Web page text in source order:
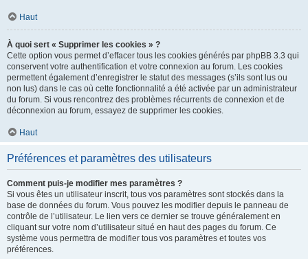
Haut
À quoi sert « Supprimer les cookies » ?
Cette option vous permet d’effacer tous les cookies générés par phpBB 3.3 qui
conservent votre authentification et votre connexion au forum. Les cookies
permettent également d’enregistrer le statut des messages (s’ils sont lus ou
non lus) dans le cas où cette fonctionnalité a été activée par un administrateur
du forum. Si vous rencontrez des problèmes récurrents de connexion et de
déconnexion au forum, essayez de supprimer les cookies.
Haut
Préférences et paramètres des utilisateurs
Comment puis-je modifier mes paramètres ?
Si vous êtes un utilisateur inscrit, tous vos paramètres sont stockés dans la
base de données du forum. Vous pouvez les modifier depuis le panneau de
contrôle de l’utilisateur. Le lien vers ce dernier se trouve généralement en
cliquant sur votre nom d’utilisateur situé en haut des pages du forum. Ce
système vous permettra de modifier tous vos paramètres et toutes vos
préférences.